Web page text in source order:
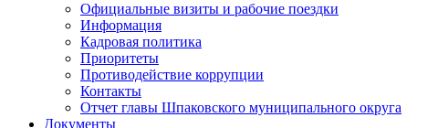
Официальные визиты и рабочие поездки
Информация
Кадровая политика
Приоритеты
Противодействие коррупции
Контакты
Отчет главы Шпаковского муниципального округа
Документы